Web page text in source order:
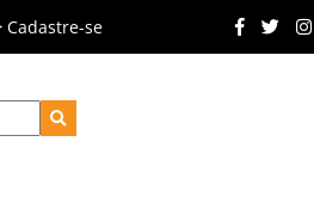
Cadastre-se